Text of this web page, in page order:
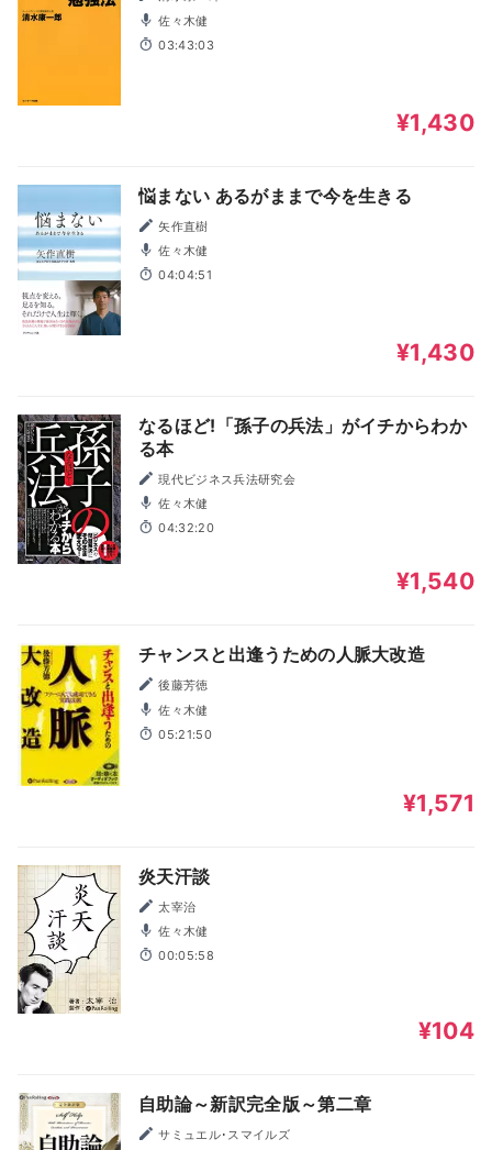
佐々木健
03:43:03
¥1,430
悩まない あるがままで今を生きる
矢作直樹
佐々木健
04:04:51
¥1,430
なるほど!「孫子の兵法」がイチからわか
る本
現代ビジネス兵法研究会
佐々木健
04:32:20
¥1,540
チャンスと出逢うための人脈大改造
後藤芳徳
佐々木健
05:21:50
¥1,571
炎天汗談
太宰治
佐々木健
00:05:58
¥104
自助論～新訳完全版～第二章
サミュエル･スマイルズ